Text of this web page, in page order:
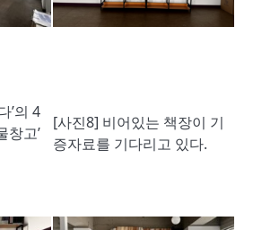
’의 4
창고’
[사진8] 비어있는 책장이 기
증자료를 기다리고 있다.